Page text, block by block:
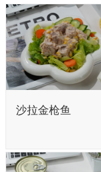
沙拉金枪鱼